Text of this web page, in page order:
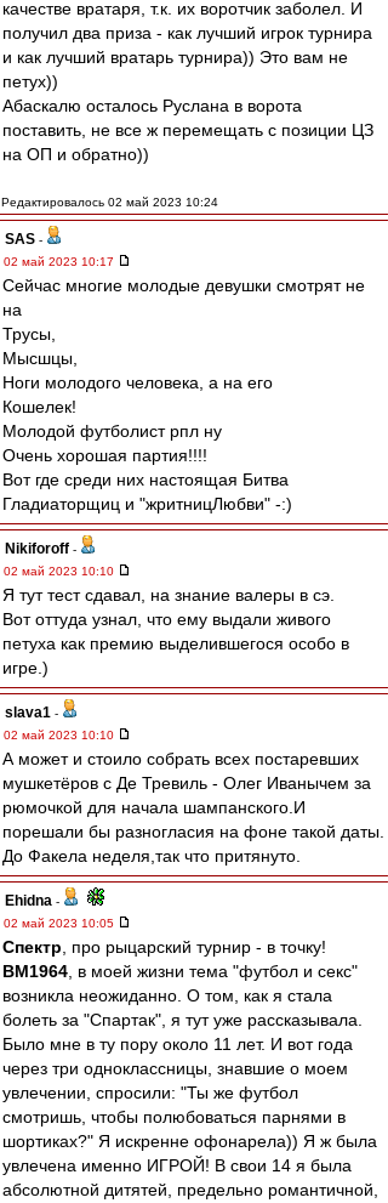
качестве вратаря, т.к. их воротчик заболел. И
получил два приза - как лучший игрок турнира
и как лучший вратарь турнира)) Это вам не
петух))
Абаскалю осталось Руслана в ворота
поставить, не все ж перемещать с позиции ЦЗ
на ОП и обратно))
Редактировалось 02 май 2023 10:24
SAS -
02 май 2023 10:17
Сейчас многие молодые девушки смотрят не
на
Трусы,
Мысшцы,
Ноги молодого человека, а на его
Кошелек!
Молодой футболист рпл ну
Очень хорошая партия!!!!
Вот где среди них настоящая Битва
Гладиаторщиц и "жритницЛюбви" -:)
Nikiforoff -
02 май 2023 10:10
Я тут тест сдавал, на знание валеры в сэ.
Вот оттуда узнал, что ему выдали живого
петуха как премию выделившегося особо в
игре.)
slava1 -
02 май 2023 10:10
А может и стоило собрать всех постаревших
мушкетёров с Де Тревиль - Олег Иванычем за
рюмочкой для начала шампанского.И
порешали бы разногласия на фоне такой даты.
До Факела неделя,так что притянуто.
Ehidna -
02 май 2023 10:05
Спектр , про рыцарский турнир - в точку!
BM1964 , в моей жизни тема "футбол и секс"
возникла неожиданно. О том, как я стала
болеть за "Спартак", я тут уже рассказывала.
Было мне в ту пору около 11 лет. И вот года
через три одноклассницы, знавшие о моем
увлечении, спросили: "Ты же футбол
смотришь, чтобы полюбоваться парнями в
шортиках?" Я искренне офонарела)) Я ж была
увлечена именно ИГРОЙ! В свои 14 я была
абсолютной дитятей, предельно романтичной,